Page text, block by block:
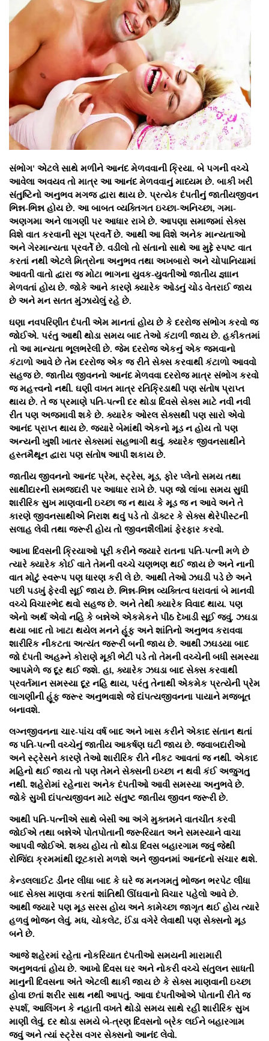
સંભોગ' એટલે સાથે મળીને આનંદ મેળવવાની ક્રિયા. બે પગની વચ્ચે
આવેલા અવયવ તો માત્ર આ આનંદ મેળવવાનું માધ્યમ છે. બાકી ખરી
સંતુષ્ટિનો અનુભવ મગજ દ્વારા થાય છે. પ્રત્યેક દંપતીનું જાતીયજીવન
ભિન્ન-ભિન્ન હોય છે. આ બાબત વ્યક્તિગત ઇચ્છા-અનિચ્છા, ગમા-
અણગમા અને લાગણી પર આધાર રાખે છે. આપણા સમાજમાં સેક્સ
વિશે વાત કરવાની સૂગ પ્રવર્તે છે. આથી આ વિશે અનેક માન્યતાઓ
અને ગેરમાન્યતા પ્રવર્તે છે. વડીલો તો સંતાનો સાથે આ મુદ્દે સ્પષ્ટ વાત
કરતાં નથી એટલે મિત્રોના અનુભવ તથા અખબારો અને ચોપાનિયામાં
આવતી વાતો દ્વારા જ મોટા ભાગના યુવક-યુવતીઓ જાતીય જ્ઞાાન
મેળવતાં હોય છે. જોકે આને કારણે ક્યારેક ઓડનું ચોડ વેતરાઈ જાય
છે અને મન સતત મુંઝાયેલું રહે છે.
ઘણા નવપરિણીત દંપતી એમ માનતાં હોય છે કે દરરોજ સંભોગ કરવો જ
જોઈએ. પરંતુ આથી થોડા સમય બાદ તેઓ કંટાળી જાય છે. હકીકતમાં
તો આ માન્યતા ભૂલભરેલી છે. જેમ દરરોજ એકનું એક જમવાનો
કંટાળો આવે છે તેમ દરરોજ એક જ રીતે સેક્સ કરવાથી કંટાળો આવવો
સહજ છે. જાતીય જીવનનો આનંદ મેળવવા દરરોજ માત્ર સંભોગ કરવો
જ મહત્ત્વનો નથી. ઘણી વખત માત્ર રતિક્રિડાથી પણ સંતોષ પ્રાપ્ત
થાય છે. તે જ પ્રમાણે પતિ-પત્ની દર થોડા દિવસે સેક્સ માટે નવી નવી
રીત પણ અજમાવી શકે છે. ક્યારેક ઓરલ સેક્સથી પણ સારો એવો
આનંદ પ્રાપ્ત થાય છે. જ્યારે બેમાંથી એકનો મૂડ ન હોય તો પણ
અન્યની ખુશી ખાતર સેક્સમાં સહભાગી થવું. ક્યારેક જીવનસાથીને
હસ્તમૈથૂન દ્વારા પણ સંતોષ આપી શકાય છે.
જાતીય જીવનનો આનંદ પ્રેમ, સ્ટ્રેસ, મૂડ, ફોર પ્લેનો સમય તથા
સાથીદારની સમજદારી પર આધાર રાખે છે. પણ જો લાંબા સમય સુધી
શારીરિક સુખ માણવાની ઇચ્છા જ ન થાય કે મૂડ જ ન આવે અને તે
કારણે જીવનસાથીએ નિરાશ થવું પડે તો ડૉક્ટર કે સેક્સ થેરેપીસ્ટની
સલાહ લેવી તથા જરૂરી હોય તો જીવનશૈલીમાં ફેરફાર કરવો.
આખા દિવસની ક્રિયાઓ પૂરી કરીને જ્યારે રાતના પતિ-પત્ની મળે છે
ત્યારે ક્યારેક કોઈ વાતે તેમની વચ્ચે ચણભણ થઈ જાય છે અને નાની
વાત મોટું સ્વરૂપ પણ ધારણ કરી લે છે. આથી તેઓ ઝઘડી પડે છે અને
પછી પડખું ફેરવી સૂઈ જાય છે. ભિન્ન-ભિન્ન વ્યક્તિત્વ ધરાવતાં બે માનવી
વચ્ચે વિચારભેદ થવો સહજ છે. અને તેથી ક્યારેક વિવાદ થાય. પણ
એનો અર્થ એવો નહિ કે બન્નેએ એકમેકને પીઠ દેખાડી સૂઈ જવું. ઝઘડા
થયા બાદ તો ખાટા થયેલ મનને હૂંફ અને શાંતિનો અનુભવ કરાવવા
શારીરિક નીકટતા અત્યંત જરૂરી બની જાય છે. આથી ઝઘડયા બાદ
જો દંપતી અહમ્ને કોરાણે મૂકી ભેટી પડે તો તેમની વચ્ચેની બધી સમસ્યા
આપમેળે જ દૂર થઈ જશે. હા, ક્યારેક ઝઘડા બાદ સેક્સ કરવાથી
પ્રવર્તમાન સમસ્યા દૂર નહિ થાય, પરંતુ તેનાથી એકમેક પ્રત્યેની પ્રેમ
લાગણીની હૂંફ જરૂર અનુભવાશે જે દાંપત્યજીવનના પાયાને મજબૂત
બનાવશે.
લગ્નજીવનના ચાર-પાંચ વર્ષ બાદ અને ખાસ કરીને એકાદ સંતાન થતાં
જ પતિ-પત્ની વચ્ચેનું જાતીય આકર્ષણ ઘટી જાય છે. જવાબદારીઓ
અને સ્ટ્રેસને કારણે તેઓ શારીરિક રીતે નીકટ આવતાં જ નથી. એકાદ
મહિનો થઈ જાય તો પણ તેમને સેક્સની ઇચ્છા ન થવી કંઈ અજુગતુ
નથી. શહેરોમાં રહેનારા અનેક દંપતીઓ આવી સમસ્યા અનુભવે છે.
જોકે સુખી દાંપત્યજીવન માટે સંતુષ્ટ જાતીય જીવન જરૂરી છે.
આથી પતિ-પત્નીએ સાથે બેસી આ અંગે મુક્તમને વાતચીત કરવી
જોઈએ તથા બન્નેએ પોતપોતાની જરૂરિયાત અને સમસ્યાને વાચા
આપવી જોઈએ. શક્ય હોય તો થોડા દિવસ બહારગામ જવું જેથી
રોજિંદા ક્રમમાંથી છૂટકારો મળશે અને જીવનમાં આનંદનો સંચાર થશે.
કેન્ડલલાઈટ ડીનર લીધા બાદ કે ઘરે જ મનગમતું ભોજન ભરપેટ લીધા
બાદ સેક્સ માણવા કરતાં શાંતિથી ઊંઘવાનો વિચાર પહેલો આવે છે.
આથી જ્યારે પણ મૂડ સરસ હોય અને કામેચ્છા જાગૃત થઈ હોય ત્યારે
હળવું ભોજન લેવું. મધ, ચોકલેટ, ઈંડા વગેરે લેવાથી પણ સેક્સનો મૂડ
બને છે.
આજે શહેરમાં રહેતા નોકરિયાત દંપતીઓ સમયની મારામારી
અનુભવતાં હોય છે. આખો દિવસ ઘર અને નોકરી વચ્ચે સંતુલન સાધતી
માનુની દિવસના અંતે એટલી થાકી જાય છે કે સેક્સ માણવાની ઇચ્છા
હોવા છતાં શરીર સાથ નથી આપતું. આવા દંપતીઓએ પોતાની રીતે જ
સ્પર્શ, આલિંગન કે નહાતી વખતે થોડો સમય સાથે રહી શારીરિક સુખ
માણી લેવું. દર થોડા સમયે બે-ત્રણ દિવસનો બ્રેક લઈને બહારગામ
જવું અને ત્યાં સ્ટ્રેસ વગર સેક્સનો આનંદ લેવો.